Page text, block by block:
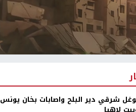
شرقي دير البلح واصابات بخان يونس